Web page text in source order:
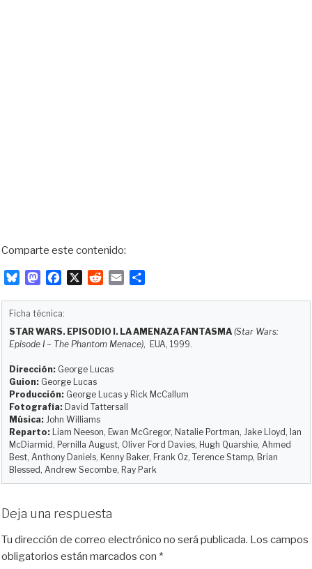
Comparte este contenido:
u
s
y
M
o
o
n
b
o
k
X
i
l
a
r
Ficha técnica:
STAR WARS. EPISODIO I. LA AMENAZA FANTASMA (Star Wars:
Episode I – The Phantom Menace), EUA, 1999.
Dirección: George Lucas
Guion: George Lucas
Producción: George Lucas y Rick McCallum
Fotografía: David Tattersall
Música: John Williams
Reparto: Liam Neeson, Ewan McGregor, Natalie Portman, Jake Lloyd, Ian
McDiarmid, Pernilla August, Oliver Ford Davies, Hugh Quarshie, Ahmed
Best, Anthony Daniels, Kenny Baker, Frank Oz, Terence Stamp, Brian
Blessed, Andrew Secombe, Ray Park
Deja una respuesta
Tu dirección de correo electrónico no será publicada. Los campos
obligatorios están marcados con *